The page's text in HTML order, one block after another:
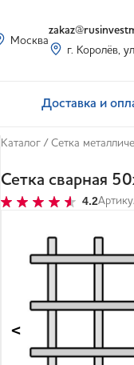
Москва
г. Королёв,
Доставка и
Каталог / Сетка
Сетка сварная
4.2
<